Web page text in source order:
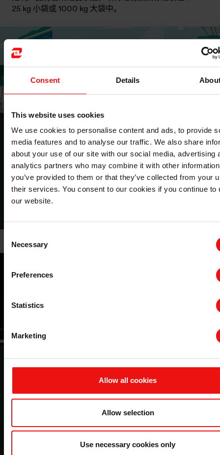
Consent Details
This website uses cookies
We use cookies to personalise content and ads, to provide
media features and to analyse our traffic. We also share
about your use of our site with our social media, advertising
analytics partners who may combine it with other
you’ve provided to them or that they’ve collected from your
their services. You consent to our cookies if you continue to
our website.
Selection
Necessary
Preferences
Statistics
Marketing
Allow all cookies
Allow selection
Use necessary cookies only
25 kg 小袋或 1000 kg 大袋中。
埃肯与可持续发展
如您希望了解我们可持续发展计划的详细信息，请访问我
们的网页。
了解该主题的更多信息
耐火材料
埃肯为全球先进的耐火和陶瓷产品生产提供高质量的微硅